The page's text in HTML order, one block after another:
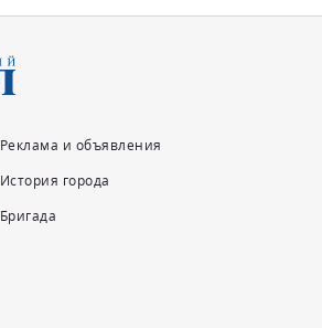
Реклама и объявления
История города
Бригада